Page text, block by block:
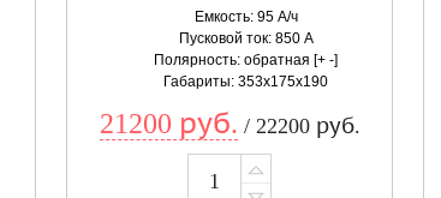
Емкость: 95 А/ч
Пусковой ток: 850 А
Полярность: обратная [+ -]
Габариты: 353x175x190
21200 руб. / 22200 руб.